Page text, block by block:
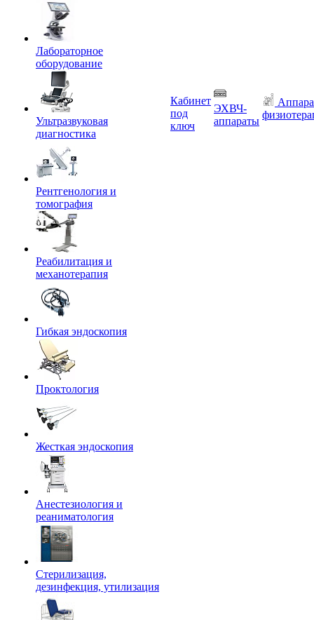
Лабораторное
оборудование
Ультразвуковая
диагностика
Рентгенология и
томография
Реабилитация и
механотерапия
Гибкая эндоскопия
Проктология
Жесткая эндоскопия
Анестезиология и
реаниматология
Стерилизация,
дезинфекция, утилизация
Кабинет
под
ключ
ЭХВЧ-
аппараты